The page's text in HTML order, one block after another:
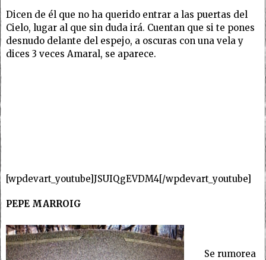
Dicen de él que no ha querido entrar a las puertas del
Cielo, lugar al que sin duda irá. Cuentan que si te pones
desnudo delante del espejo, a oscuras con una vela y
dices 3 veces Amaral, se aparece.
[wpdevart_youtube]JSUIQgEVDM4[/wpdevart_youtube]
PEPE MARROIG
Se rumorea